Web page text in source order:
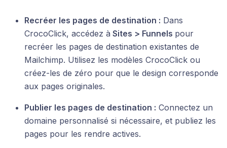
Recréer les pages de destination : Dans
CrocoClick, accédez à Sites > Funnels pour
recréer les pages de destination existantes de
Mailchimp. Utilisez les modèles CrocoClick ou
créez-les de zéro pour que le design corresponde
aux pages originales.
Publier les pages de destination : Connectez un
domaine personnalisé si nécessaire, et publiez les
pages pour les rendre actives.